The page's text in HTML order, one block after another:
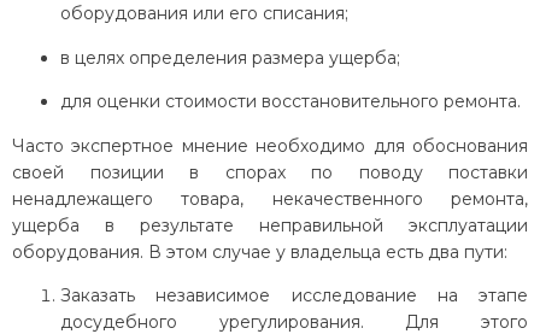
оборудования или его списания;
в целях определения размера ущерба;
для оценки стоимости восстановительного ремонта.
Часто экспертное мнение необходимо для обоснования
своей позиции в спорах по поводу поставки
ненадлежащего товара, некачественного ремонта,
ущерба в результате неправильной эксплуатации
оборудования. В этом случае у владельца есть два пути:
Заказать независимое исследование на этапе
досудебного урегулирования. Для этого